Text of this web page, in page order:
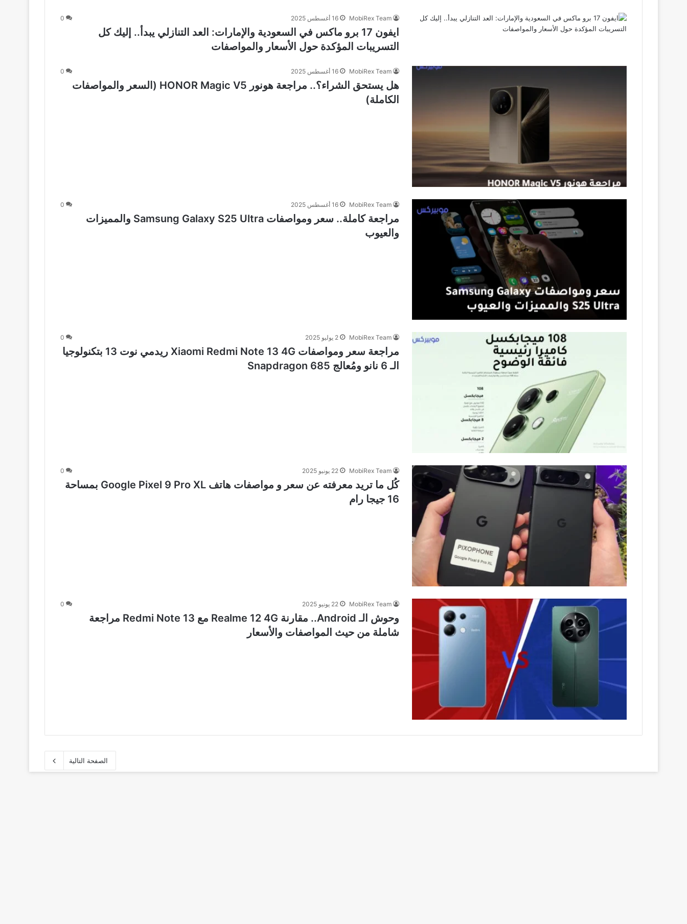
MobiRex Team 16 أغسطس 2025 0
ايفون 17 برو ماكس في السعودية والإمارات: العد التنازلي يبدأ.. إليك كل
التسريبات المؤكدة حول الأسعار والمواصفات
MobiRex Team 16 أغسطس 2025 0
هل يستحق الشراء؟.. مراجعة هونور HONOR Magic V5 (السعر والمواصفات
الكاملة)
MobiRex Team 16 أغسطس 2025 0
مراجعة كاملة.. سعر ومواصفات Samsung Galaxy S25 Ultra والمميزات
والعيوب
MobiRex Team 2 يوليو 2025 0
مراجعة سعر ومواصفات Xiaomi Redmi Note 13 4G ريدمي نوت 13 بتكنولوجيا
الـ 6 نانو ومُعالج Snapdragon 685
MobiRex Team 22 يونيو 2025 0
كُل ما تريد معرفته عن سعر و مواصفات هاتف Google Pixel 9 Pro XL بمساحة
16 جيجا رام
MobiRex Team 22 يونيو 2025 0
وحوش الـ Android.. مقارنة Realme 12 4G مع Redmi Note 13 مراجعة
شاملة من حيث المواصفات والأسعار
الصفحة التالية